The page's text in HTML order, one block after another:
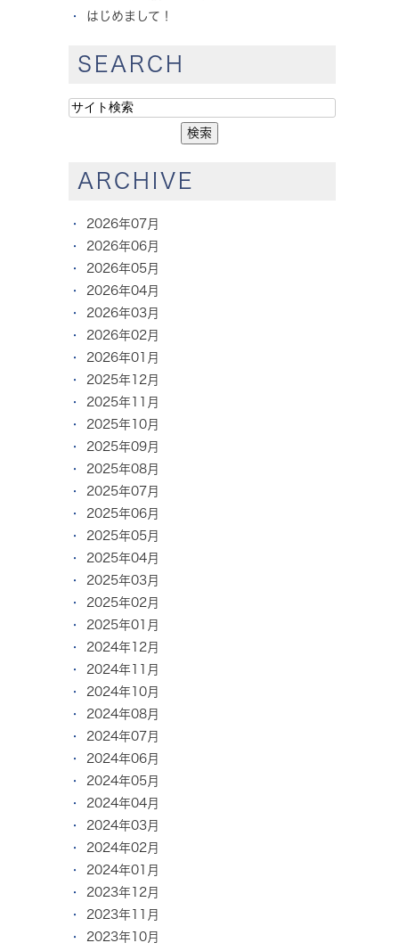
はじめまして！
SEARCH
ARCHIVE
2026年07月
2026年06月
2026年05月
2026年04月
2026年03月
2026年02月
2026年01月
2025年12月
2025年11月
2025年10月
2025年09月
2025年08月
2025年07月
2025年06月
2025年05月
2025年04月
2025年03月
2025年02月
2025年01月
2024年12月
2024年11月
2024年10月
2024年08月
2024年07月
2024年06月
2024年05月
2024年04月
2024年03月
2024年02月
2024年01月
2023年12月
2023年11月
2023年10月